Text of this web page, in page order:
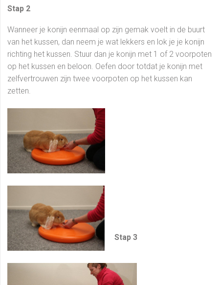
Stap 2
Wanneer je konijn eenmaal op zijn gemak voelt in de buurt
van het kussen, dan neem je wat lekkers en lok je je konijn
richting het kussen. Stuur dan je konijn met 1 of 2 voorpoten
op het kussen en beloon. Oefen door totdat je konijn met
zelfvertrouwen zijn twee voorpoten op het kussen kan
zetten.
Stap 3